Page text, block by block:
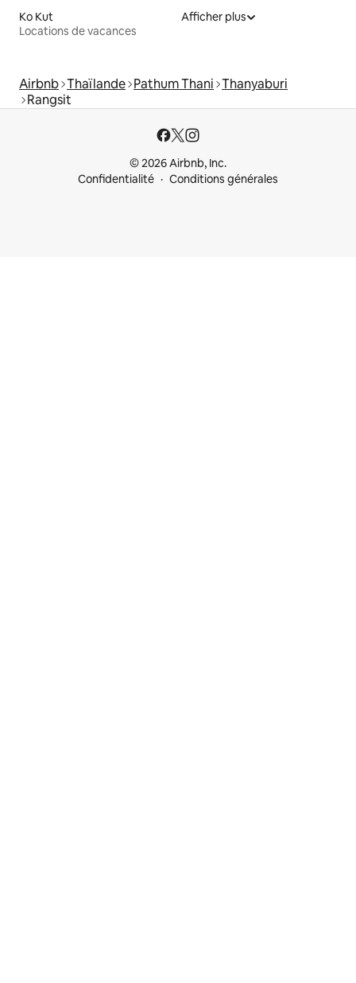
Ko Kut
Locations de vacances
Afficher plus
Airbnb Thaïlande Pathum Thani Thanyaburi
Rangsit
© 2026 Airbnb, Inc.
Confidentialité
Conditions générales